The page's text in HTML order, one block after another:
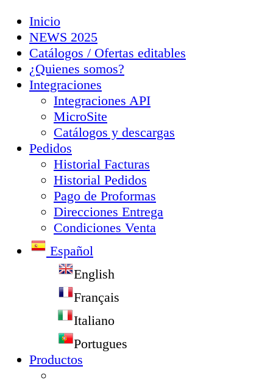
Inicio
NEWS 2025
Catálogos / Ofertas editables
¿Quienes somos?
Integraciones
Integraciones API
MicroSite
Catálogos y descargas
Pedidos
Historial Facturas
Historial Pedidos
Pago de Proformas
Direcciones Entrega
Condiciones Venta
Español
English
Français
Italiano
Portugues
Productos